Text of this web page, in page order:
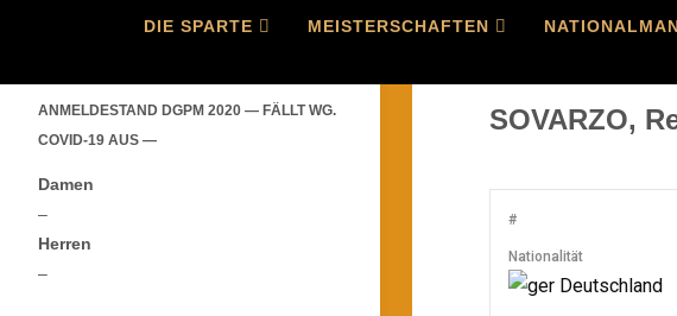
DIE SPARTE MEISTERSCHAFTEN
SOVARZO,
#
Nationalität
Deutschland
ANMELDESTAND DGPM 2020 — FÄLLT WG.
COVID-19 AUS —
Damen
–
Herren
–